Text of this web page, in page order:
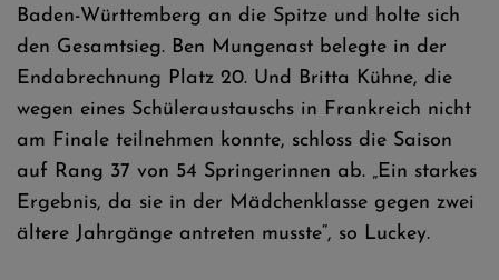
Baden-Württemberg an die Spitze und holte sich
den Gesamtsieg. Ben Mungenast belegte in der
Endabrechnung Platz 20. Und Britta Kühne, die
wegen eines Schüleraustauschs in Frankreich nicht
am Finale teilnehmen konnte, schloss die Saison
auf Rang 37 von 54 Springerinnen ab. „Ein starkes
Ergebnis, da sie in der Mädchenklasse gegen zwei
ältere Jahrgänge antreten musste“, so Luckey.